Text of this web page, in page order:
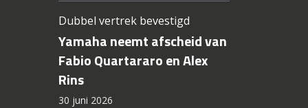
Dubbel vertrek bevestigd
Yamaha neemt afscheid van
Fabio Quartararo en Alex
Rins
30 juni 2026